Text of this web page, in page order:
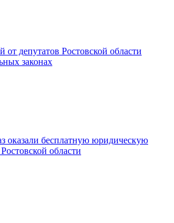
от депутатов Ростовской области
законах
оказали бесплатную юридическую
области